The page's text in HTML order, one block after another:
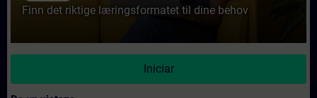
Finn det riktige læringsformatet til dine behov
Iniciar